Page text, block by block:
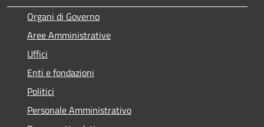
Organi di Governo
Aree Amministrative
Uffici
Enti e fondazioni
Politici
Personale Amministrativo